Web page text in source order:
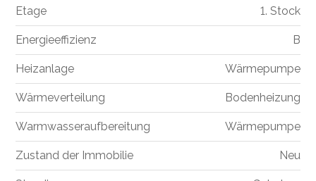
Etage 1. Stock
Energieeffizienz B
Heizanlage Wärmepumpe
Wärmeverteilung Bodenheizung
Warmwasseraufbereitung Wärmepumpe
Zustand der Immobilie Neu